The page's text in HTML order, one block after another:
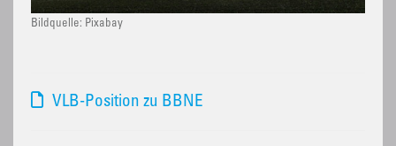
Bildquelle: Pixabay
VLB-Position zu BBNE